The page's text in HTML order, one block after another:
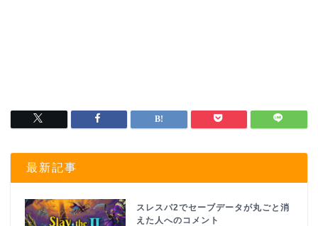
最新記事
スレスパ2でセーブデータが丸ごと消
えた人へのコメント